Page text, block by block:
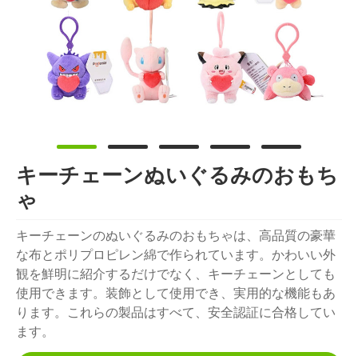
キーチェーンぬいぐるみのおもち
ゃ
キーチェーンのぬいぐるみのおもちゃは、高品質の豪華
な布とポリプロピレン綿で作られています。かわいい外
観を鮮明に紹介するだけでなく、キーチェーンとしても
使用できます。装飾として使用でき、実用的な機能もあ
ります。これらの製品はすべて、安全認証に合格してい
ます。